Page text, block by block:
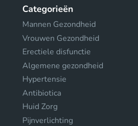
Categorieën
Mannen Gezondheid
Vrouwen Gezondheid
Erectiele disfunctie
Algemene gezondheid
Hypertensie
Antibiotica
Huid Zorg
Pijnverlichting